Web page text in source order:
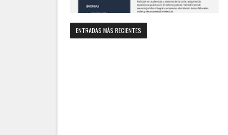
ENTRADAS MÁS RECIENTES